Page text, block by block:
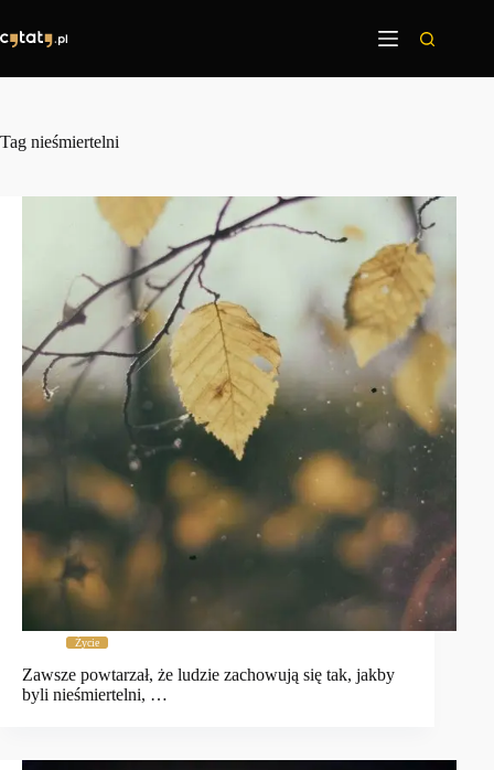
treści
Tag nieśmiertelni
Życie
Zawsze powtarzał, że ludzie zachowują się tak, jakby
byli nieśmiertelni, …